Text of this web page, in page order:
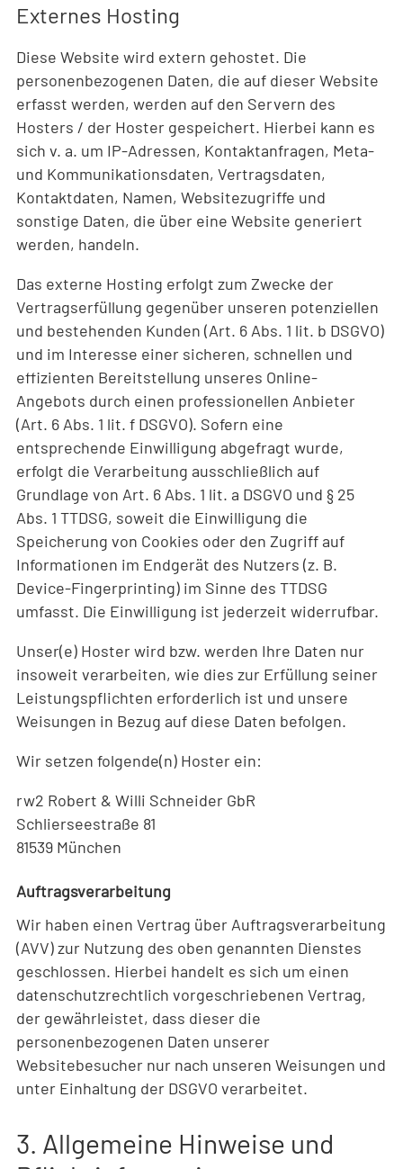
Externes Hosting
Diese Website wird extern gehostet. Die
personenbezogenen Daten, die auf dieser Website
erfasst werden, werden auf den Servern des
Hosters / der Hoster gespeichert. Hierbei kann es
sich v. a. um IP-Adressen, Kontaktanfragen, Meta-
und Kommunikationsdaten, Vertragsdaten,
Kontaktdaten, Namen, Websitezugriffe und
sonstige Daten, die über eine Website generiert
werden, handeln.
Das externe Hosting erfolgt zum Zwecke der
Vertragserfüllung gegenüber unseren potenziellen
und bestehenden Kunden (Art. 6 Abs. 1 lit. b DSGVO)
und im Interesse einer sicheren, schnellen und
effizienten Bereitstellung unseres Online-
Angebots durch einen professionellen Anbieter
(Art. 6 Abs. 1 lit. f DSGVO). Sofern eine
entsprechende Einwilligung abgefragt wurde,
erfolgt die Verarbeitung ausschließlich auf
Grundlage von Art. 6 Abs. 1 lit. a DSGVO und § 25
Abs. 1 TTDSG, soweit die Einwilligung die
Speicherung von Cookies oder den Zugriff auf
Informationen im Endgerät des Nutzers (z. B.
Device-Fingerprinting) im Sinne des TTDSG
umfasst. Die Einwilligung ist jederzeit widerrufbar.
Unser(e) Hoster wird bzw. werden Ihre Daten nur
insoweit verarbeiten, wie dies zur Erfüllung seiner
Leistungspflichten erforderlich ist und unsere
Weisungen in Bezug auf diese Daten befolgen.
Wir setzen folgende(n) Hoster ein:
rw2 Robert & Willi Schneider GbR
Schlierseestraße 81
81539 München
Auftragsverarbeitung
Wir haben einen Vertrag über Auftragsverarbeitung
(AVV) zur Nutzung des oben genannten Dienstes
geschlossen. Hierbei handelt es sich um einen
datenschutzrechtlich vorgeschriebenen Vertrag,
der gewährleistet, dass dieser die
personenbezogenen Daten unserer
Websitebesucher nur nach unseren Weisungen und
unter Einhaltung der DSGVO verarbeitet.
3. Allgemeine Hinweise und